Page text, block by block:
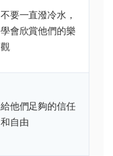
不要一直潑冷水，
學會欣賞他們的樂
觀
給他們足夠的信任
和自由